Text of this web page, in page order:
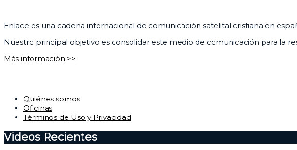
Enlace es una cadena internacional de comunicación satelital cristiana en
Nuestro principal objetivo es consolidar este medio de comunicación para la
Más información >>
Quiénes somos
Oficinas
Términos de Uso y Privacidad
Videos Recientes